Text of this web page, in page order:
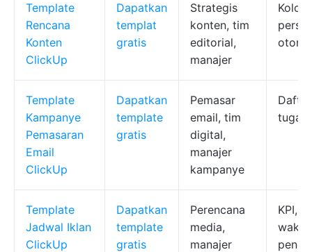
Template
Rencana
Konten
ClickUp
Dapatkan
templat
gratis
Strategis
konten, tim
editorial,
manajer
Template
Kampanye
Pemasaran
Email
ClickUp
Dapatkan
template
gratis
Pemasar
email, tim
digital,
manajer
kampanye
tugas
Template
Jadwal Iklan
ClickUp
Dapatkan
template
gratis
Perencana
media,
manajer
KPI,
waktu,